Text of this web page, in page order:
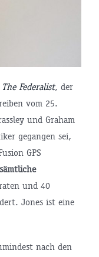
The Federalist, der
vom 25.
und Graham
gegangen sei,
GPS
sämtliche
und 40
Jones ist eine
nach den